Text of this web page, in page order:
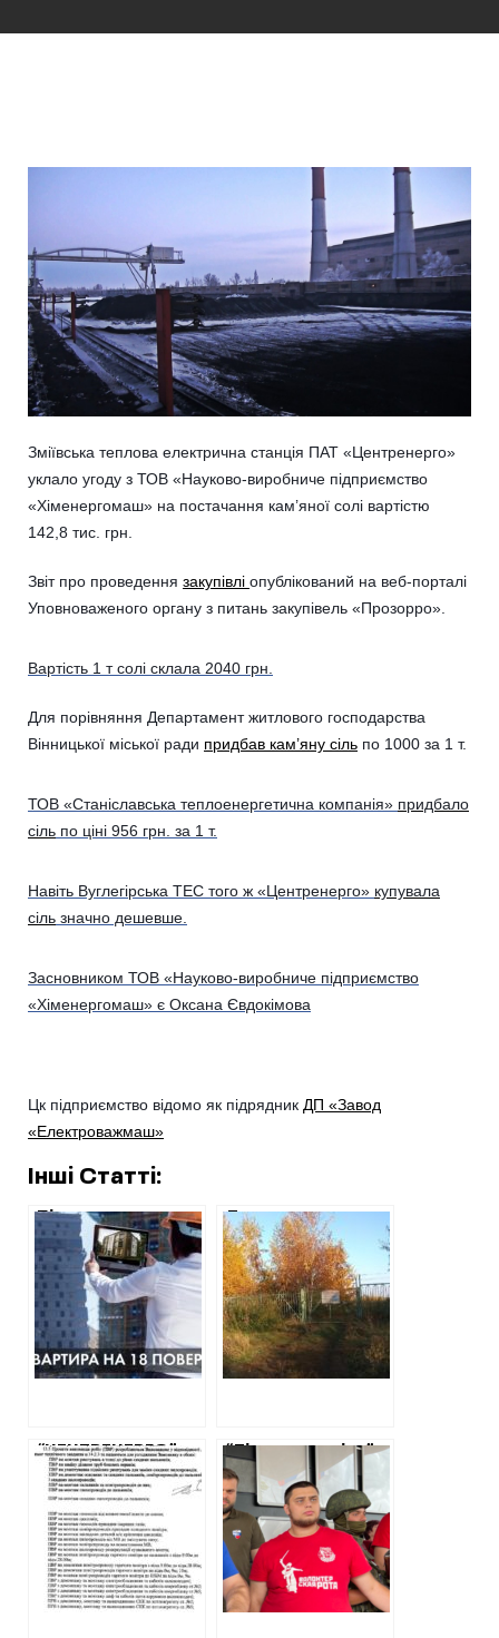
Зміївська теплова електрична станція ПАТ «Центренерго»
уклало угоду з ТОВ «Науково-виробниче підприємство
«Хіменергомаш» на постачання кам’яної солі вартістю
142,8 тис. грн.
Звіт про проведення закупівлі опублікований на веб-порталі
Уповноваженого органу з питань закупівель «Прозорро».
Вартість 1 т солі склала 2040 грн.
Для порівняння Департамент житлового господарства
Вінницької міської ради придбав кам’яну сіль по 1000 за 1 т.
ТОВ «Станіславська теплоенергетична компанія» придбало
сіль по ціні 956 грн. за 1 т.
Навіть Вуглегірська ТЕС того ж «Центренерго» купувала
сіль значно дешевше.
Засновником ТОВ «Науково-виробниче підприємство
«Хіменергомаш» є Оксана Євдокімова
Цк підприємство відомо як підрядник ДП «Завод
«Електроважмаш»
Інші Статті:
Після
розслідування
журналіста ХАЦ,
прокуратура
оскаржує в суді
будівництво
багатоповерхівки
від Turkish
Доступ до
водойм:
Журавлівка, річка
Харків та
Печенізьке
водосховище
“ЦЕНТРЕНЕРГО”
ЗАПЛАТИТЬ 130
МІЛЬЙОНІВ ЗА
ПЕРЕВЕДЕННЯ
ЗМІЇВСЬКОЇ ТЕС З
АНТРАЦИТУ НА
ГАЗОВЕ ВУГІЛЛЯ
“Тітушка путіна”
колесить по
окупованій
Харківщині: хто
такий
пропагандист
“Александр
Куликов”